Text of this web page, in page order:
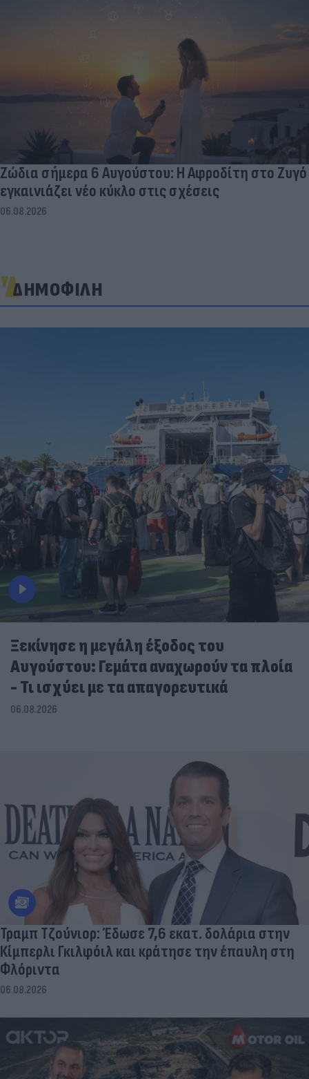
Ζώδια σήμερα 6 Αυγούστου: Η Αφροδίτη στο Ζυγό
εγκαινιάζει νέο κύκλο στις σχέσεις
06.08.2026
ΔΗΜΟΦΙΛΗ
Ξεκίνησε η μεγάλη έξοδος του
Αυγούστου: Γεμάτα αναχωρούν τα πλοία
- Τι ισχύει με τα απαγορευτικά
06.08.2026
Τραμπ Τζούνιορ: Έδωσε 7,6 εκατ. δολάρια στην
Κίμπερλι Γκιλφόιλ και κράτησε την έπαυλη στη
Φλόριντα
06.08.2026